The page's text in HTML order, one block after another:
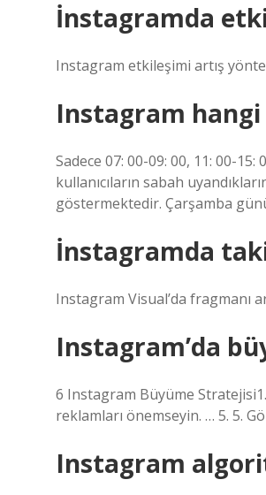
İnstagramda
Instagram etkileşimi artış
Instagram
Sadece 07: 00-09: 00, 11: 00-
kullanıcıların sabah
göstermektedir. Çarşamba
İnstagramda
Instagram Visual’da fragmanı
Instagram’da
6 Instagram Büyüme
reklamları önemseyin. … 5. 5.
Instagram